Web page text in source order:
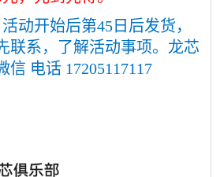
动开始后第45日后发货，
联系，了解活动事项。龙芯
电话 17205117117